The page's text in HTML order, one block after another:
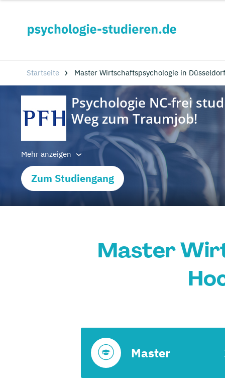
Startseite Master Wirtschaftspsychologie in
Mehr anzeigen
Zum Studiengang
Master
Master